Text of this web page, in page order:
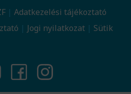
Adatkezelési tájékoztató
Jogi nyilatkozat Sütik